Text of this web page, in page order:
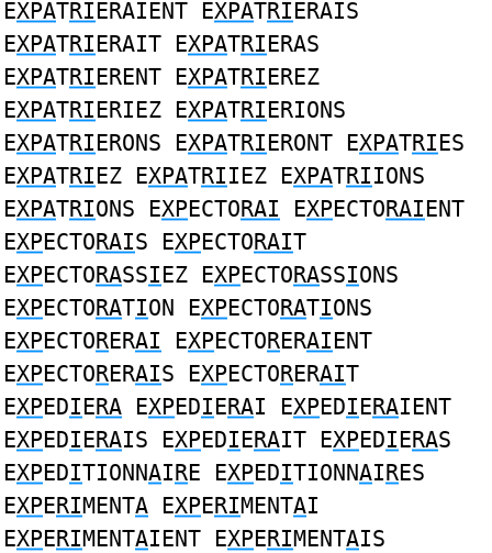
EXPATRIERAIENT EXPATRIERAIS
EXPATRIERAIT EXPATRIERAS
EXPATRIERENT EXPATRIEREZ
EXPATRIERIEZ EXPATRIERIONS
EXPATRIERONS EXPATRIERONT EXPATRIES
EXPATRIEZ EXPATRIIEZ EXPATRIIONS
EXPATRIONS EXPECTORAI EXPECTORAIENT
EXPECTORAIS EXPECTORAIT
EXPECTORASSIEZ EXPECTORASSIONS
EXPECTORATION EXPECTORATIONS
EXPECTORERAI EXPECTORERAIENT
EXPECTORERAIS EXPECTORERAIT
EXPEDIERA EXPEDIERAI EXPEDIERAIENT
EXPEDIERAIS EXPEDIERAIT EXPEDIERAS
EXPEDITIONNAIRE EXPEDITIONNAIRES
EXPERIMENTA EXPERIMENTAI
EXPERIMENTAIENT EXPERIMENTAIS